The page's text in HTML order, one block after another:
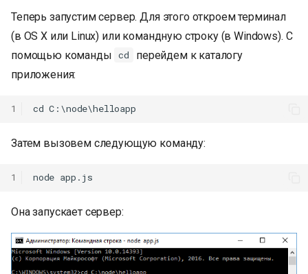
Теперь запустим сервер. Для этого откроем терминал
(в OS X или Linux) или командную строку (в Windows). С
помощью команды cd
перейдем к каталогу
приложения:
1
Затем вызовем следующую команду:
1
Она запускает сервер: